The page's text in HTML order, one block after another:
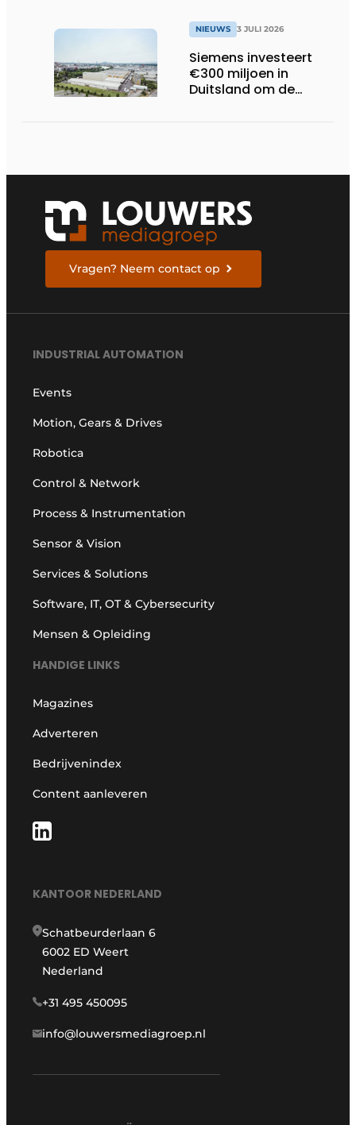
NIEUWS 3 JULI 2026
Siemens investeert
€300 miljoen in
Duitsland om de
Vragen? Neem contact op
INDUSTRIAL AUTOMATION
Events
Motion, Gears & Drives
Robotica
Control & Network
Process & Instrumentation
Sensor & Vision
Services & Solutions
Software, IT, OT & Cybersecurity
Mensen & Opleiding
HANDIGE LINKS
Magazines
Adverteren
Bedrijvenindex
Content aanleveren
KANTOOR NEDERLAND
Schatbeurderlaan 6
6002 ED Weert
Nederland
+31 495 450095
info@louwersmediagroep.nl